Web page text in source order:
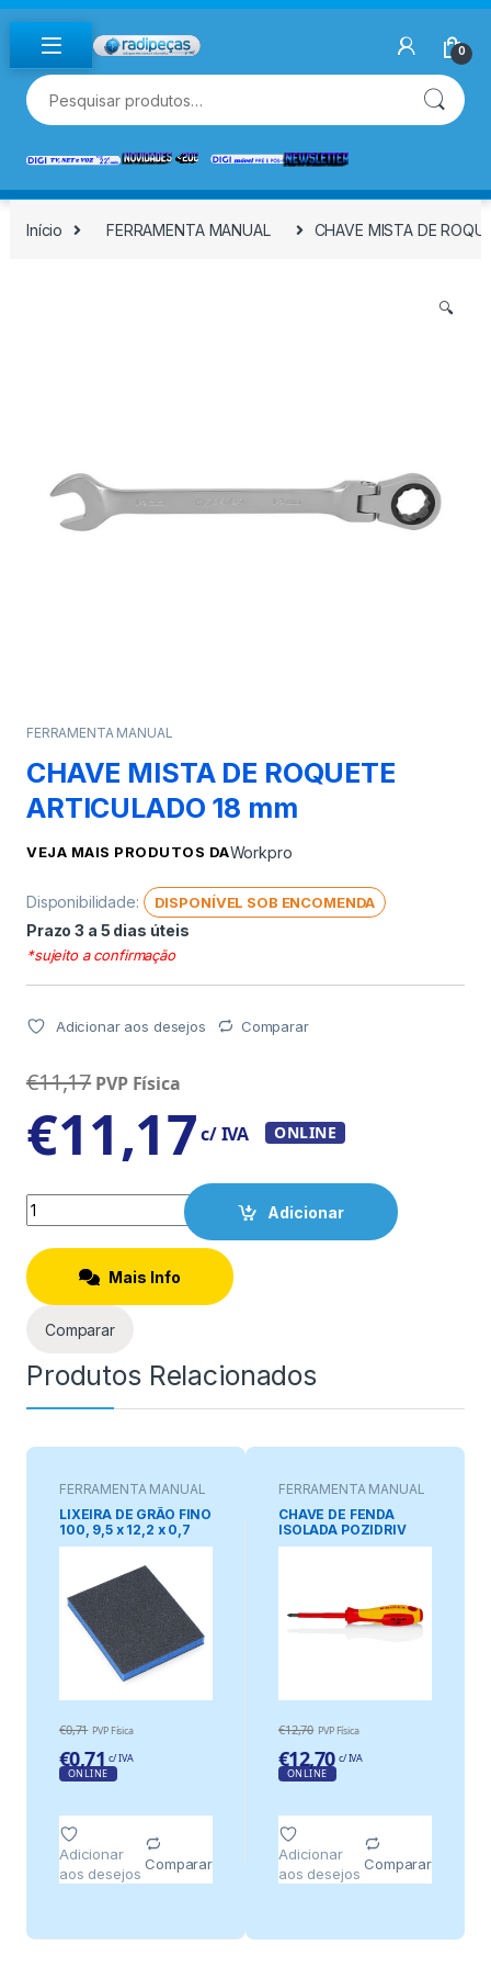
Skip to navigation
Skip to content
0
Pesquisar por:
Início FERRAMENTA MANUAL CHAVE MISTA DE
🔍
FERRAMENTA MANUAL
CHAVE MISTA DE ROQUETE
ARTICULADO 18 mm
VEJA MAIS PRODUTOS DAWorkpro
Disponibilidade: DISPONÍVEL SOB ENCOMENDA
Prazo 3 a 5 dias úteis
*sujeito a confirmação
Adicionar aos desejos Comparar
€11,17 PVP Física
€11,17c/ IVA ONLINE
Quantity
Adicionar
Mais Info
Comparar
Produtos Relacionados
FERRAMENTA MANUAL
LIXEIRA DE GRÃO FINO
100, 9,5 x 12,2 x 0,7
cm
€0,71 PVP Física
€0,71 c/ IVA
ONLINE
Adicionar
aos desejos
Comparar
FERRAMENTA MANUAL
CHAVE DE FENDA
ISOLADA POZIDRIV
PZ1 x 187 mm
€12,70 PVP Física
€12,70 c/ IVA
ONLINE
Adicionar
aos desejos
Comparar